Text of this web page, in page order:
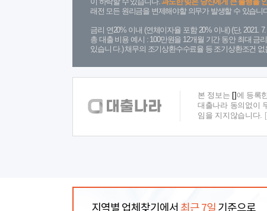
래전 모든 원리금을 변제해야할 의무가 발생할 수 있습
금리 연20% 이내 (연체이자율 포함 20% 이내) (단,
총 대출 비용 예시 : 100만원을 12개월 기간 동안 최대 금
있습니 다.) 채무의 조기상환수수료율 등 조기상환조건 없
본 정보는
에 등록
대출나라 동의없이
임을 지지않습니다.
지역별 업체찾기에서 최근 7일 기준으로